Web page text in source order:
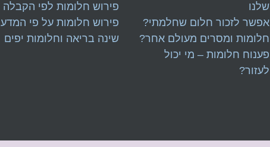
שלנו
אפשר לזכור חלום שחלמתי?
חלומות ומסרים מעולם אחר?
פענוח חלומות – מי יכול
לעזור?
פירוש חלומות לפי הקבלה
פירוש חלומות על פי המדע
שינה בריאה וחלומות יפים